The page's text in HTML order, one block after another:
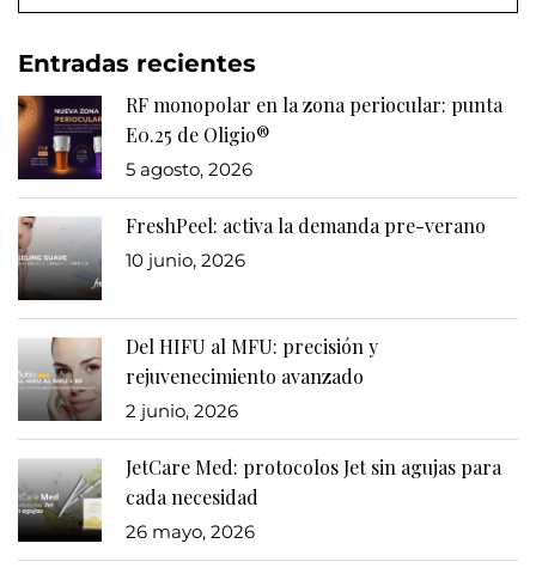
Entradas recientes
RF monopolar en la zona periocular: punta
E0.25 de Oligio®
5 agosto, 2026
FreshPeel: activa la demanda pre-verano
10 junio, 2026
Del HIFU al MFU: precisión y
rejuvenecimiento avanzado
2 junio, 2026
JetCare Med: protocolos Jet sin agujas para
cada necesidad
26 mayo, 2026